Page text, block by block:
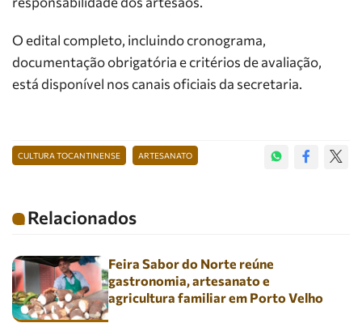
O edital completo, incluindo cronograma,
documentação obrigatória e critérios de avaliação,
está disponível nos canais oficiais da secretaria.
CULTURA TOCANTINENSE ARTESANATO
Relacionados
Feira Sabor do Norte reúne
gastronomia, artesanato e
agricultura familiar em Porto Velho